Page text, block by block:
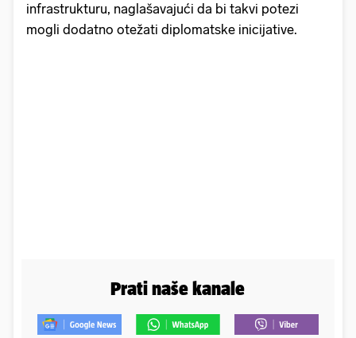
infrastrukturu, naglašavajući da bi takvi potezi
mogli dodatno otežati diplomatske inicijative.
Prati naše kanale